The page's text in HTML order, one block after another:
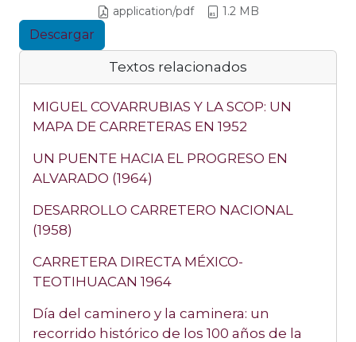
application/pdf 1.2 MB
Descargar
Textos relacionados
MIGUEL COVARRUBIAS Y LA SCOP: UN
MAPA DE CARRETERAS EN 1952
UN PUENTE HACIA EL PROGRESO EN
ALVARADO (1964)
DESARROLLO CARRETERO NACIONAL
(1958)
CARRETERA DIRECTA MÉXICO-
TEOTIHUACAN 1964
Día del caminero y la caminera: un
recorrido histórico de los 100 años de la